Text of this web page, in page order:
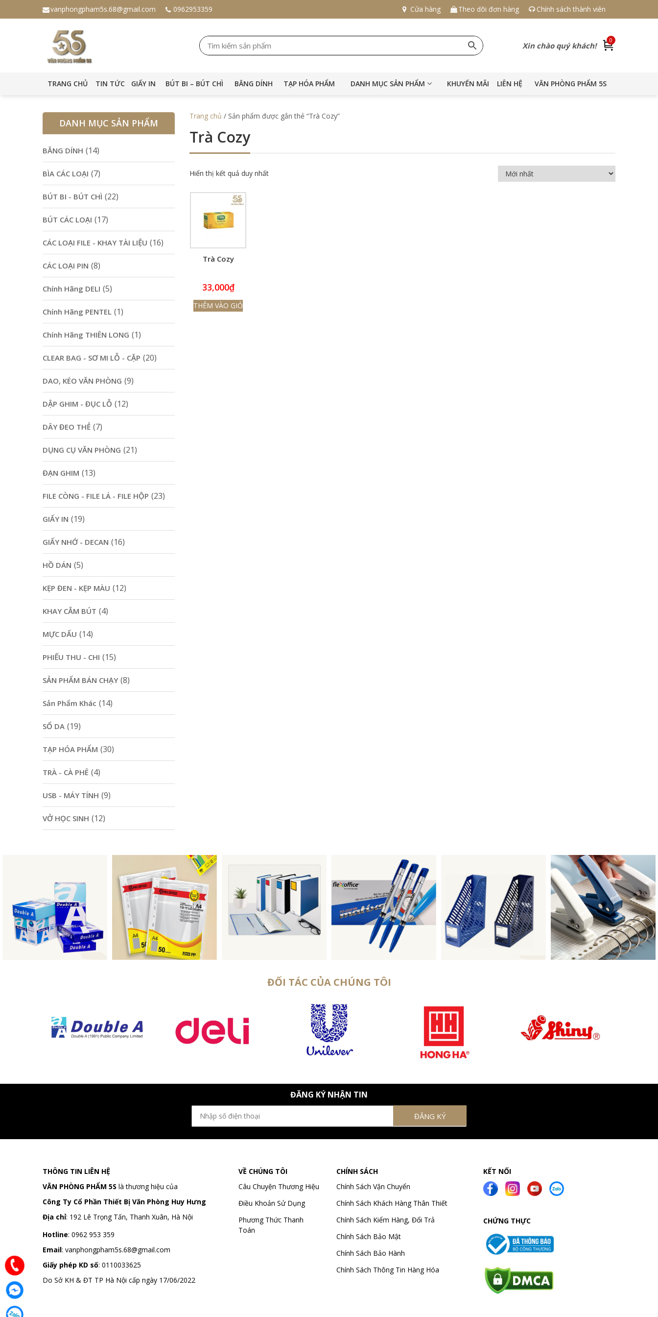
vanphongpham5s.68@gmail.com 0962953359 Cửa hàng Theo dõi đơn hàng Chính sách thành viên
Xin chào quý khách!
0
TRANG CHỦ TIN TỨC GIẤY IN BÚT BI – BÚT CHÌ BĂNG DÍNH TẠP HÓA PHẨM DANH MỤC SẢN PHẨM KHUYẾN MÃI LIÊN HỆ VĂN PHÒNG PHẨM 5S
Trang chủ / Sản phẩm được gắn thẻ “Trà Cozy”
Trà Cozy
Hiển thị kết quả duy nhất
Trà Cozy
33,000₫
THÊM VÀO GIỎ
DANH MỤC SẢN PHẨM
BĂNG DÍNH (14)
BÌA CÁC LOẠI (7)
BÚT BI - BÚT CHÌ (22)
BÚT CÁC LOẠI (17)
CÁC LOẠI FILE - KHAY TÀI LIỆU (16)
CÁC LOẠI PIN (8)
Chính Hãng DELI (5)
Chính Hãng PENTEL (1)
Chính Hãng THIÊN LONG (1)
CLEAR BAG - SƠ MI LỖ - CẶP (20)
DAO, KÉO VĂN PHÒNG (9)
DẬP GHIM - ĐỤC LỖ (12)
DÂY ĐEO THẺ (7)
DỤNG CỤ VĂN PHÒNG (21)
ĐẠN GHIM (13)
FILE CÒNG - FILE LÁ - FILE HỘP (23)
GIẤY IN (19)
GIẤY NHỚ - DECAN (16)
HỒ DÁN (5)
KẸP ĐEN - KẸP MÀU (12)
KHAY CẮM BÚT (4)
MỰC DẤU (14)
PHIẾU THU - CHI (15)
SẢN PHẨM BÁN CHẠY (8)
Sản Phẩm Khác (14)
SỔ DA (19)
TẠP HÓA PHẨM (30)
TRÀ - CÀ PHÊ (4)
USB - MÁY TÍNH (9)
VỞ HỌC SINH (12)
ĐỐI TÁC CỦA CHÚNG TÔI
ĐĂNG KÝ NHẬN TIN
THÔNG TIN LIÊN HỆ
VĂN PHÒNG PHẨM 5S là thương hiệu của
Công Ty Cổ Phần Thiết Bị Văn Phòng Huy Hưng
Địa chỉ: 192 Lê Trọng Tấn, Thanh Xuân, Hà Nội
Hotline: 0962 953 359
Email: vanphongpham5s.68@gmail.com
Giấy phép KD số: 0110033625
Do Sở KH & ĐT TP Hà Nội cấp ngày 17/06/2022
VỀ CHÚNG TÔI
Câu Chuyện Thương Hiệu
Điều Khoản Sử Dụng
Phương Thức Thanh
Toán
CHÍNH SÁCH
Chính Sách Vận Chuyển
Chính Sách Khách Hàng Thân Thiết
Chính Sách Kiểm Hàng, Đổi Trả
Chính Sách Bảo Mật
Chính Sách Bảo Hành
Chính Sách Thông Tin Hàng Hóa
KẾT NỐI
CHỨNG THỰC